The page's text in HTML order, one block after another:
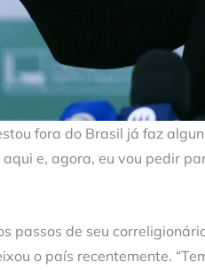
fora do Brasil já faz
e, agora, eu vou pedir
passos de seu
o país recentemente.